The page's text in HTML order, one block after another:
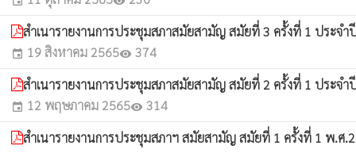
สำเนารายงานการประชุมสภาสมัยสามัญ สมัยที่ 3 ครั้งที่ 1 ประจ
event 19 สิงหาคม 2565visibility 374
สำเนารายงานการประชุมสภาสมัยสามัญ สมัยที่ 2 ครั้งที่ 1 ประ
event 12 พฤษภาคม 2565visibility 314
สำเนารายงานการประชุมสภาฯ สมัยสามัญ สมัยที่ 1 ครั้งที่ 1 พ.